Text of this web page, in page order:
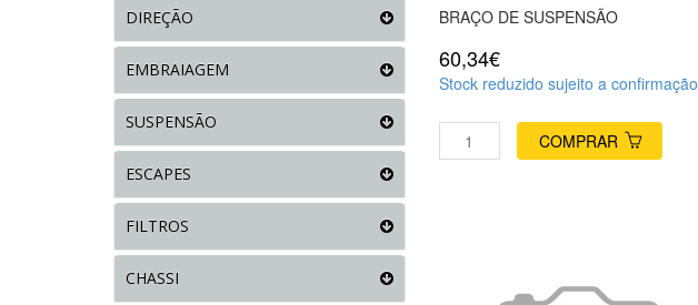
DIREÇÃO
EMBRAIAGEM
SUSPENSÃO
ESCAPES
FILTROS
CHASSI
BRAÇO DE SUSPENSÃO
60,34€
Stock reduzido sujeito a confirmação
COMPRAR